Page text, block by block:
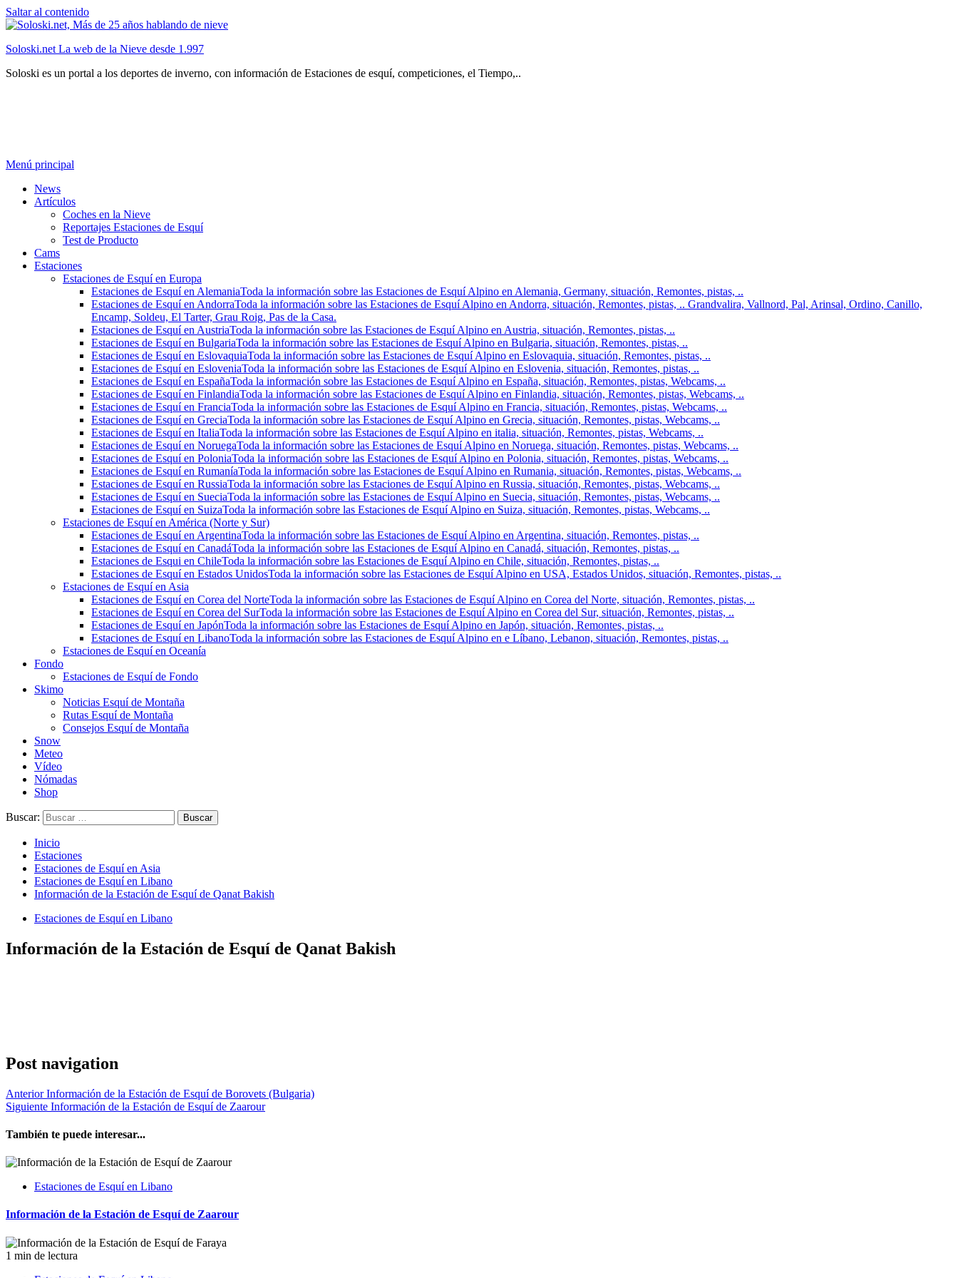
Saltar al contenido
Soloski.net La web de la Nieve desde 1.997
Soloski es un portal a los deportes de inverno, con información de Estaciones de esquí, competiciones, el Tiempo,..
Menú principal
News
Artículos
Coches en la Nieve
Reportajes Estaciones de Esquí
Test de Producto
Cams
Estaciones
Estaciones de Esquí en Europa
Estaciones de Esquí en AlemaniaToda la información sobre las Estaciones de Esquí Alpino en Alemania, Germany, situación, Remontes, pistas, ..
Estaciones de Esquí en AndorraToda la información sobre las Estaciones de Esquí Alpino en Andorra, situación, Remontes, pistas, .. Grandvalira, Vallnord, Pal, Arinsal, Ordino, Canillo,
Encamp, Soldeu, El Tarter, Grau Roig, Pas de la Casa.
Estaciones de Esquí en AustriaToda la información sobre las Estaciones de Esquí Alpino en Austria, situación, Remontes, pistas, ..
Estaciones de Esquí en BulgariaToda la información sobre las Estaciones de Esquí Alpino en Bulgaria, situación, Remontes, pistas, ..
Estaciones de Esquí en EslovaquiaToda la información sobre las Estaciones de Esquí Alpino en Eslovaquia, situación, Remontes, pistas, ..
Estaciones de Esquí en EsloveniaToda la información sobre las Estaciones de Esquí Alpino en Eslovenia, situación, Remontes, pistas, ..
Estaciones de Esquí en EspañaToda la información sobre las Estaciones de Esquí Alpino en España, situación, Remontes, pistas, Webcams, ..
Estaciones de Esquí en FinlandiaToda la información sobre las Estaciones de Esquí Alpino en Finlandia, situación, Remontes, pistas, Webcams, ..
Estaciones de Esquí en FranciaToda la información sobre las Estaciones de Esquí Alpino en Francia, situación, Remontes, pistas, Webcams, ..
Estaciones de Esquí en GreciaToda la información sobre las Estaciones de Esquí Alpino en Grecia, situación, Remontes, pistas, Webcams, ..
Estaciones de Esquí en ItaliaToda la información sobre las Estaciones de Esquí Alpino en italia, situación, Remontes, pistas, Webcams, ..
Estaciones de Esquí en NoruegaToda la información sobre las Estaciones de Esquí Alpino en Noruega, situación, Remontes, pistas, Webcams, ..
Estaciones de Esquí en PoloniaToda la información sobre las Estaciones de Esquí Alpino en Polonia, situación, Remontes, pistas, Webcams, ..
Estaciones de Esquí en RumaníaToda la información sobre las Estaciones de Esquí Alpino en Rumania, situación, Remontes, pistas, Webcams, ..
Estaciones de Esquí en RussiaToda la información sobre las Estaciones de Esquí Alpino en Russia, situación, Remontes, pistas, Webcams, ..
Estaciones de Esquí en SueciaToda la información sobre las Estaciones de Esquí Alpino en Suecia, situación, Remontes, pistas, Webcams, ..
Estaciones de Esquí en SuizaToda la información sobre las Estaciones de Esquí Alpino en Suiza, situación, Remontes, pistas, Webcams, ..
Estaciones de Esquí en América (Norte y Sur)
Estaciones de Esquí en ArgentinaToda la información sobre las Estaciones de Esquí Alpino en Argentina, situación, Remontes, pistas, ..
Estaciones de Esquí en CanadáToda la información sobre las Estaciones de Esquí Alpino en Canadá, situación, Remontes, pistas, ..
Estaciones de Esqui en ChileToda la información sobre las Estaciones de Esquí Alpino en Chile, situación, Remontes, pistas, ..
Estaciones de Esquí en Estados UnidosToda la información sobre las Estaciones de Esquí Alpino en USA, Estados Unidos, situación, Remontes, pistas, ..
Estaciones de Esquí en Asia
Estaciones de Esquí en Corea del NorteToda la información sobre las Estaciones de Esquí Alpino en Corea del Norte, situación, Remontes, pistas, ..
Estaciones de Esquí en Corea del SurToda la información sobre las Estaciones de Esquí Alpino en Corea del Sur, situación, Remontes, pistas, ..
Estaciones de Esquí en JapónToda la información sobre las Estaciones de Esquí Alpino en Japón, situación, Remontes, pistas, ..
Estaciones de Esquí en LibanoToda la información sobre las Estaciones de Esquí Alpino en e Líbano, Lebanon, situación, Remontes, pistas, ..
Estaciones de Esquí en Oceanía
Fondo
Estaciones de Esquí de Fondo
Skimo
Noticias Esquí de Montaña
Rutas Esquí de Montaña
Consejos Esquí de Montaña
Snow
Meteo
Vídeo
Nómadas
Shop
Buscar:
Inicio
Estaciones
Estaciones de Esquí en Asia
Estaciones de Esquí en Libano
Información de la Estación de Esquí de Qanat Bakish
Estaciones de Esquí en Libano
Información de la Estación de Esquí de Qanat Bakish
Post navigation
AnteriorInformación de la Estación de Esquí de Borovets (Bulgaria)
Siguiente Información de la Estación de Esquí de Zaarour
También te puede interesar...
Estaciones de Esquí en Libano
Información de la Estación de Esquí de Zaarour
1 min de lectura